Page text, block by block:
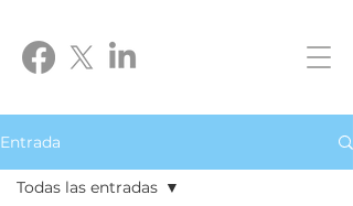
Entrada
Todas las entradas